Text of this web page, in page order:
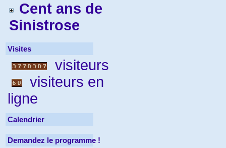
Cent ans de
Sinistrose
Visites
visiteurs
visiteurs en
ligne
Calendrier
Demandez le programme !